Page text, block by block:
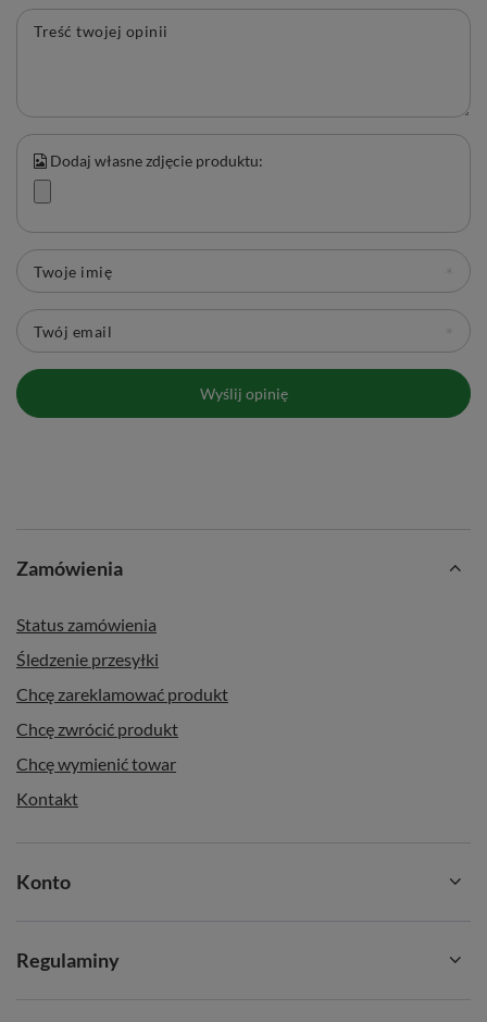
Treść twojej opinii
Dodaj własne zdjęcie produktu:
Twoje imię
Twój email
Wyślij opinię
Zamówienia
Status zamówienia
Śledzenie przesyłki
Chcę zareklamować produkt
Chcę zwrócić produkt
Chcę wymienić towar
Kontakt
Konto
Regulaminy